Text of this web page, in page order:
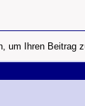
um Ihren Beitrag